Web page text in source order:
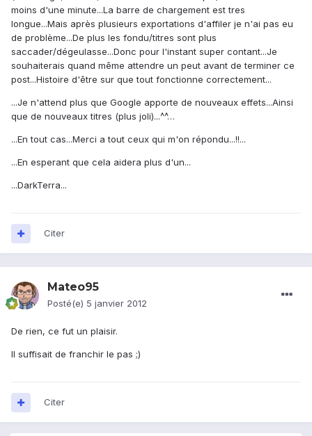
moins d'une minute...La barre de chargement est tres
longue...Mais après plusieurs exportations d'affiler je n'ai pas eu
de problème...De plus les fondu/titres sont plus
saccader/dégeulasse...Donc pour l'instant super contant...Je
souhaiterais quand même attendre un peut avant de terminer ce
post...Histoire d'être sur que tout fonctionne correctement...
...Je n'attend plus que Google apporte de nouveaux effets...Ainsi
que de nouveaux titres (plus joli)...^^…
...En tout cas...Merci a tout ceux qui m'on répondu...!!...
...En esperant que cela aidera plus d'un...
...DarkTerra...
Citer
Mateo95
Posté(e) 5 janvier 2012
De rien, ce fut un plaisir.
Il suffisait de franchir le pas ;)
Citer